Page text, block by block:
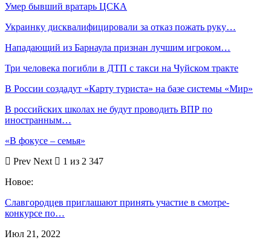
Умер бывший вратарь ЦСКА
Украинку дисквалифицировали за отказ пожать руку…
Нападающий из Барнаула признан лучшим игроком…
Три человека погибли в ДТП с такси на Чуйском тракте
В России создадут «Карту туриста» на базе системы «Мир»
В российских школах не будут проводить ВПР по
иностранным…
«В фокусе – семья»
Prev Next
1 из 2 347
Новое:
Славгородцев приглашают принять участие в смотре-
конкурсе по…
Июл 21, 2022